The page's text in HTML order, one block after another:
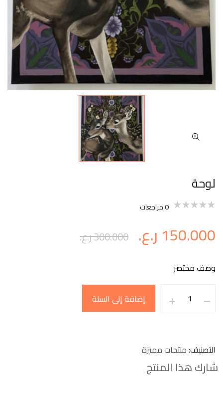
لوحة
0مراجعات
300.000ر.ع. 150.000 ر.ع.
وصف مختصر
إضافة إلى السلة
التصنيف منتجات مميزة
شارك هذا المنتج